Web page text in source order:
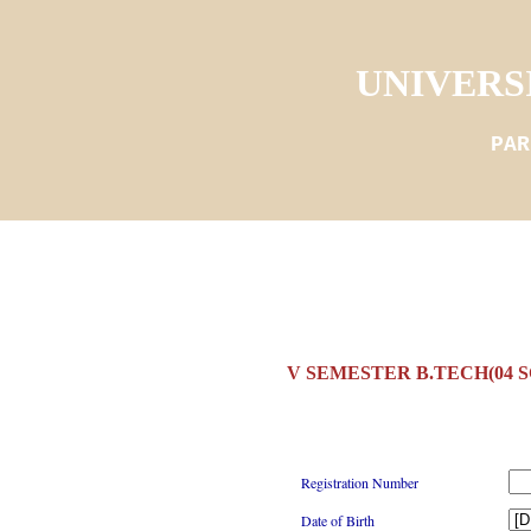
V SEMESTER B.TECH(04
Registration Number
Date of Birth